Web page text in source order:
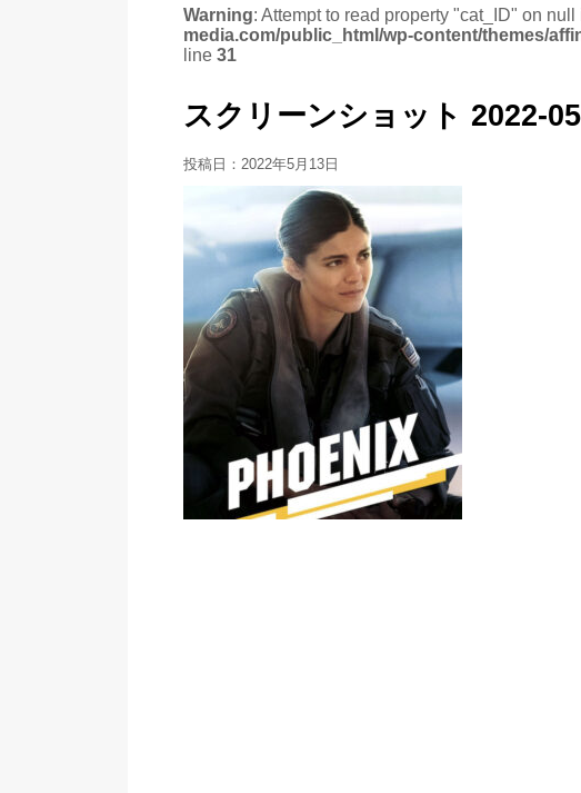
Warning: Attempt to read property "cat_ID" on null
media.com/public_html/wp-content/themes/
line 31
スクリーンショット 2022-
投稿日： 2022年5月13日